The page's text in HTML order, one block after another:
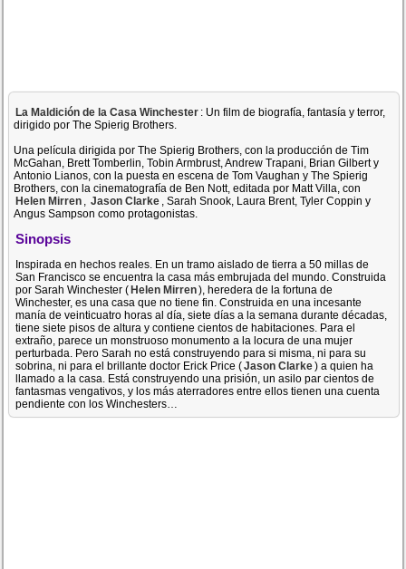
La Maldición de la Casa Winchester : Un film de biografía, fantasía y terror,
dirigido por The Spierig Brothers.
Una película dirigida por The Spierig Brothers, con la producción de Tim
McGahan, Brett Tomberlin, Tobin Armbrust, Andrew Trapani, Brian Gilbert y
Antonio Lianos, con la puesta en escena de Tom Vaughan y The Spierig
Brothers, con la cinematografía de Ben Nott, editada por Matt Villa, con
Helen Mirren , Jason Clarke , Sarah Snook, Laura Brent, Tyler Coppin y
Angus Sampson como protagonistas.
Sinopsis
Inspirada en hechos reales. En un tramo aislado de tierra a 50 millas de
San Francisco se encuentra la casa más embrujada del mundo. Construida
por Sarah Winchester (Helen Mirren), heredera de la fortuna de
Winchester, es una casa que no tiene fin. Construida en una incesante
manía de veinticuatro horas al día, siete días a la semana durante décadas,
tiene siete pisos de altura y contiene cientos de habitaciones. Para el
extraño, parece un monstruoso monumento a la locura de una mujer
perturbada. Pero Sarah no está construyendo para si misma, ni para su
sobrina, ni para el brillante doctor Erick Price (Jason Clarke) a quien ha
llamado a la casa. Está construyendo una prisión, un asilo par cientos de
fantasmas vengativos, y los más aterradores entre ellos tienen una cuenta
pendiente con los Winchesters…